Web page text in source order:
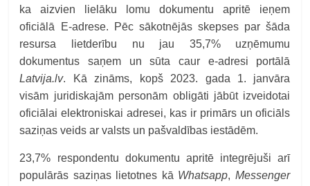
ka aizvien lielāku lomu dokumentu apritē ieņem
oficiālā E-adrese. Pēc sākotnējās skepses par šāda
resursa lietderību nu jau 35,7% uzņēmumu
dokumentus saņem un sūta caur e-adresi portālā
Latvija.lv. Kā zināms, kopš 2023. gada 1. janvāra
visām juridiskajām personām obligāti jābūt izveidotai
oficiālai elektroniskai adresei, kas ir primārs un oficiāls
saziņas veids ar valsts un pašvaldības iestādēm.
23,7% respondentu dokumentu apritē integrējuši arī
populārās saziņas lietotnes kā Whatsapp,Messenger